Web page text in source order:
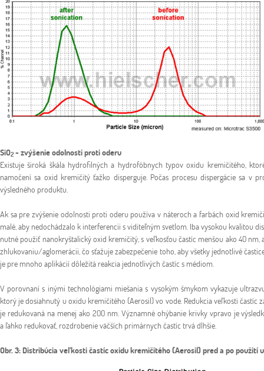
SiO2- zvýšenie odolnosti proti oderu
Existuje široká škála hydrofilných a hydrofóbnych typov oxidu kremičitého,
namočení sa oxid kremičitý ťažko disperguje. Počas procesu dispergácie sa v
výsledného produktu.
Ak sa pre zvýšenie odolnosti proti oderu používa v náteroch a farbách oxid
malé, aby nedochádzalo k interferencii s viditeľným svetlom. Iba vysokou kvalitou
nutné použiť nanokryštalický oxid kremičitý, s veľkosťou častíc menšou ako 40
zhlukovaniu/aglomerácii, čo sťažuje zabezpečenie toho, aby všetky jednotlivé
je pre mnoho aplikácií dôležitá reakcia jednotlivých častíc s médiom.
V porovnaní s inými technológiami miešania s vysokým šmykom vykazuje
ktorý je dosiahnutý u oxidu kremičitého (Aerosil) vo vode. Redukcia veľkosti
je redukovaná na menej ako 200 nm. Významné ohýbanie krivky vpravo je
a ľahko redukovať, rozdrobenie väčších primárnych častíc trvá dlhšie.
Obr. 3: Distribúcia veľkosti častíc oxidu kremičitého (Aerosil) pred a po použití